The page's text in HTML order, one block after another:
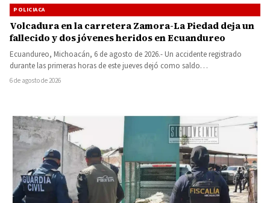
POLICIACA
Volcadura en la carretera Zamora-La Piedad deja un
fallecido y dos jóvenes heridos en Ecuandureo
Ecuandureo, Michoacán, 6 de agosto de 2026.- Un accidente registrado
durante las primeras horas de este jueves dejó como saldo…
6 de agosto de 2026